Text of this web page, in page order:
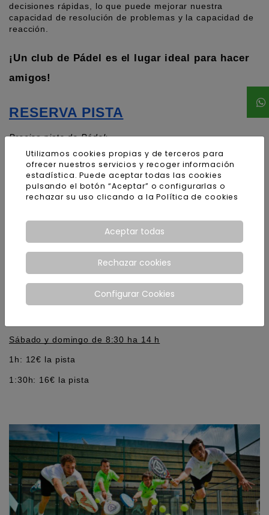
decisiones rápidas, lo que puede mejorar nuestra
capacidad de resolución de problemas y la capacidad de
reacción.
¡Un club de Pádel es el lugar ideal para hacer
amigos!
RESERVA PISTA
Precios pista de Pádel:
De lunes a viernes de 8:30h a 17h:
1h: 12€ la pista
1:30h: 16€ la pista
Sábado y domingo de 8:30 ha 14 h
1h: 12€ la pista
1:30h: 16€ la pista
Utilizamos cookies propias y de terceros para
ofrecer nuestros servicios y recoger información
estadística. Puede aceptar todas las cookies
pulsando el botón “Aceptar” o configurarlas o
rechazar su uso clicando a laPolítica de cookies
Aceptar todas
Rechazar cookies
Configurar Cookies